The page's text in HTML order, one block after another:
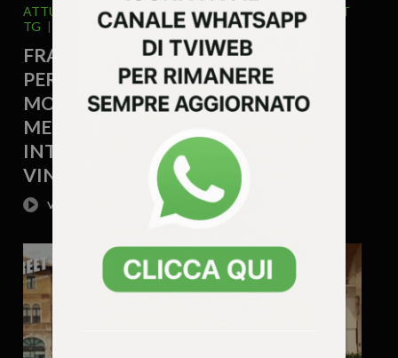
ATTUALITA' POLITICA SPECIALE ELEZIONI
STREET
TG
5 Novembre 2025 - 11.20
FRANCESCO GONZO CANDIDATO
PER FdI E LA SCOMMESSA SULLA
MOBILITÀ: «VALDASTICO NORD,
METROPOLITANA DI SUPERFICIE E
INTERMODALITÀ PER RENDERE
VINCENTE L’ALTO VICENTINO»